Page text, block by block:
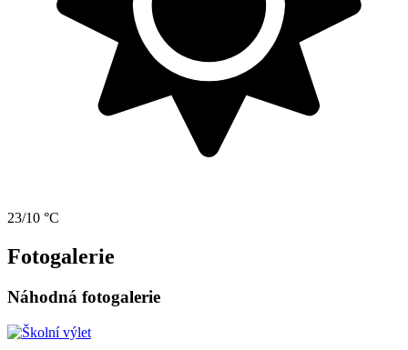
23/10 °C
Fotogalerie
Náhodná fotogalerie